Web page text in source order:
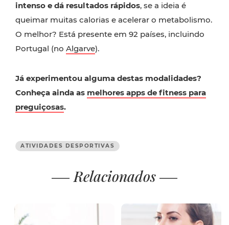
intenso e dá resultados rápidos, se a ideia é
queimar muitas calorias e acelerar o metabolismo.
O melhor? Está presente em 92 países, incluindo
Portugal (no Algarve).
Já experimentou alguma destas modalidades?
Conheça ainda as melhores apps de fitness para
preguiçosas.
ATIVIDADES DESPORTIVAS
Relacionados